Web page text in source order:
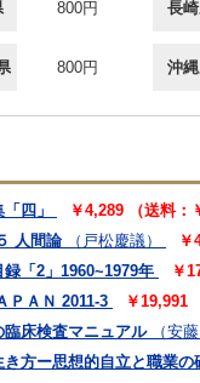
800円 長
800円 沖
四」
￥4,289 （送料：
人間論
（戸松慶議）
￥
「2」1960~1979年
￥
ＰＡＮ 2011-3
￥19,991
臨床検査マニュアル
（安
方ー思想的自立と職業の